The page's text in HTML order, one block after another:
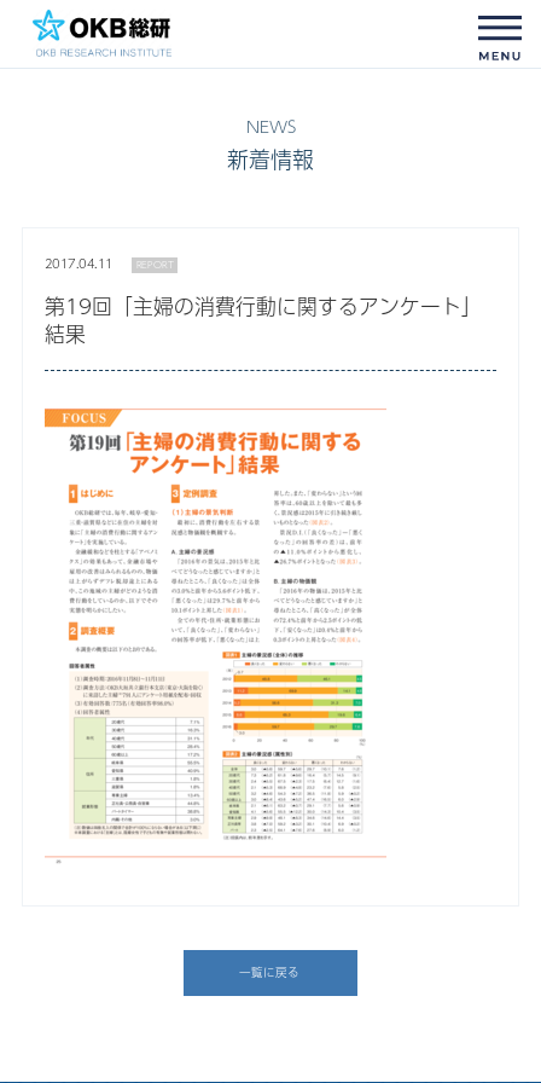
新着情報
2017.04.11 REPORT
第19回「主婦の消費行動に関するアンケート」
結果
一覧に戻る